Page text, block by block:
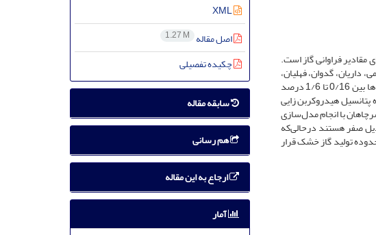
فراوانی گاز است.
سروک، کژدمی، داریان، گدوان، فهلیان،
سورمه، نیریز، دشتک، دالان و فراقان با گامای طبیعی بالا و انجام آنالیز پیرولیز راک ـ ایول 6 صورت گرفت. مقدار کربن آلی کل نمونه‌ها بین 0/16 تا 1/6 درصد
هیدروکربن زایی
با انجام مدل‌سازی
صفر هستند درحالی‌که
حاضر در محدوده تولید گاز خشک قرار
XML
اصل مقاله 1.27 M
چکیده تفصیلی
سابقه مقاله
هم رسانی
ارجاع به این مقاله
آمار